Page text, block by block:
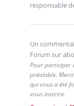
responsable
Un
Forum sur
Pour participer
préalable.
qui vous a été
vous inscrire.